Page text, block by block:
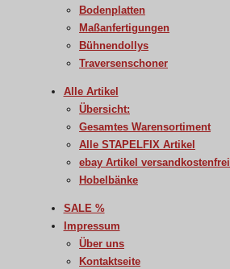
Bodenplatten
Maßanfertigungen
Bühnendollys
Traversenschoner
Alle Artikel
Übersicht:
Gesamtes Warensortiment
Alle STAPELFIX Artikel
ebay Artikel versandkostenfrei
Hobelbänke
SALE %
Impressum
Über uns
Kontaktseite